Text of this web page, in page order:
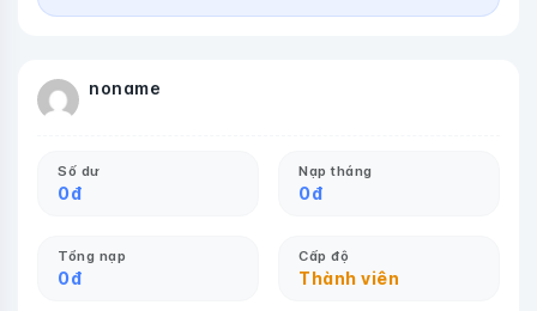
noname
Số dư
0đ
Nạp tháng
0đ
Tổng nạp
0đ
Cấp độ
Thành viên